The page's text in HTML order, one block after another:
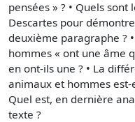
pensées » ? • Quels
Descartes pour
deuxième paragraphe ?
hommes « ont une âme
en ont-ils une ? • La
animaux et hommes
Quel est, en dernière
texte ?